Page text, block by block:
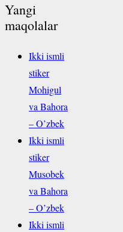
Yangi
maqolalar
Ikki ismli
stiker
Mohigul
va Bahora
– O’zbek
Ikki ismli
stiker
Musobek
va Bahora
– O’zbek
Ikki ismli